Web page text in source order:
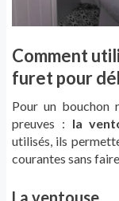
Comment
furet pour
Pour un bouchon
preuves : la
utilisés, ils
courantes sans
La ventouse